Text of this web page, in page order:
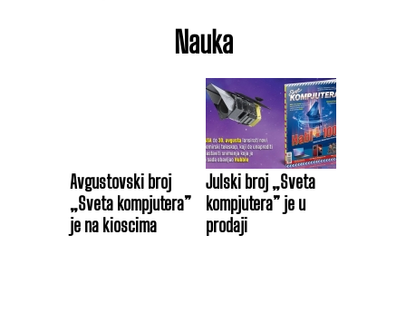
Nauka
Avgustovski broj
„Sveta kompjutera”
je na kioscima
Julski broj „Sveta
kompjutera” je u
prodaji